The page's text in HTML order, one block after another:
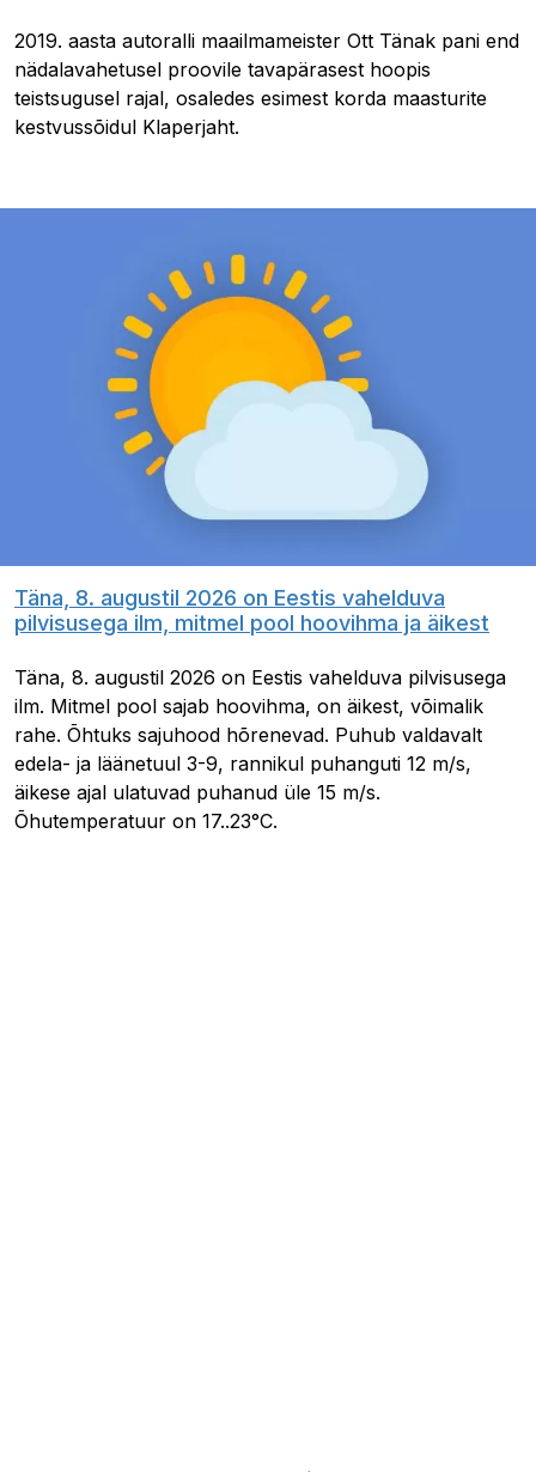
2019. aasta autoralli maailmameister Ott Tänak pani end
nädalavahetusel proovile tavapärasest hoopis
teistsugusel rajal, osaledes esimest korda maasturite
kestvussõidul Klaperjaht.
Täna, 8. augustil 2026 on Eestis vahelduva
pilvisusega ilm, mitmel pool hoovihma ja äikest
Täna, 8. augustil 2026 on Eestis vahelduva pilvisusega
ilm. Mitmel pool sajab hoovihma, on äikest, võimalik
rahe. Õhtuks sajuhood hõrenevad. Puhub valdavalt
edela- ja läänetuul 3-9, rannikul puhanguti 12 m/s,
äikese ajal ulatuvad puhanud üle 15 m/s.
Õhutemperatuur on 17..23°C.